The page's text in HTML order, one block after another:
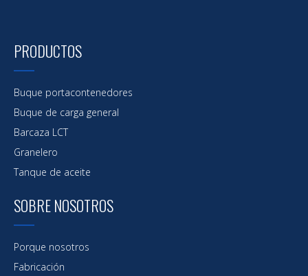
PRODUCTOS
Buque portacontenedores
Buque de carga general
Barcaza LCT
Granelero
Tanque de aceite
SOBRE NOSOTROS
Porque nosotros
Fabricación